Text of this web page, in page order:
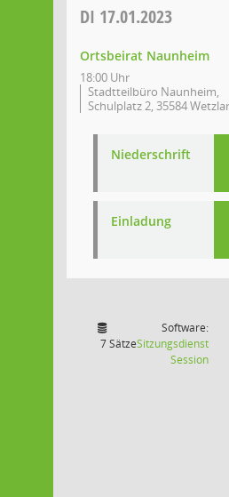
DI 17.01.2023
Ortsbeirat Naunheim
18:00 Uhr
Stadtteilbüro Naunheim,
Schulplatz 2, 35584 Wetzlar
Niederschrift
Einladung
7 Sätze
Software:
Sitzungsdienst
Session